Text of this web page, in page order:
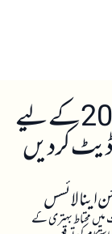
OECD نے 2026 اور 2027 کے لیے
کر دیں
اینالائسس
محتاط بہتری کے